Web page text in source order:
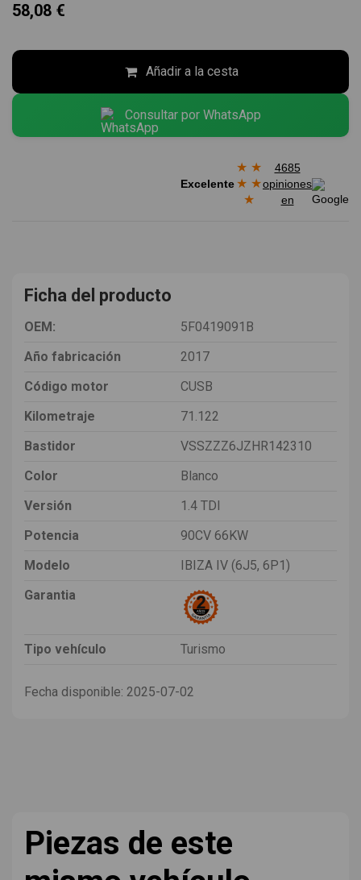
58,08 €
Añadir a la cesta
Consultar por WhatsApp
Excelente
★ ★
★ ★
★
4685
opiniones
en
Ficha del producto
OEM:
5F0419091B
Año fabricación
2017
Código motor
CUSB
Kilometraje
71.122
Bastidor
VSSZZZ6JZHR142310
Color
Blanco
Versión
1.4 TDI
Potencia
90CV 66KW
Modelo
IBIZA IV (6J5, 6P1)
Garantia
Tipo vehículo Turismo
Fecha disponible: 2025-07-02
Piezas de este